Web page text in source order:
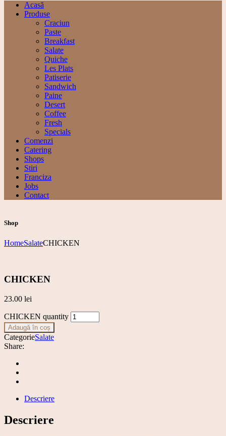
Acasă
Produse
Craciun
Paste
Breakfast
Salate
Quiche
Les Plats
Patiserie
Sandwich
Paine
Desert
Coffee
Fresh
Specials
Comenzi
Catering
Shops
Stiri
Franciza
Jobs
Contact
Shop
HomeSalateCHICKEN
CHICKEN
23.00 lei
CHICKEN quantity
Adaugă în coș
CategorieSalate
Share:
Descriere
Descriere